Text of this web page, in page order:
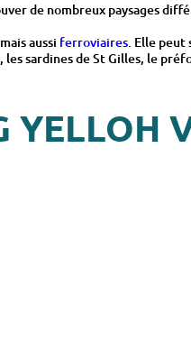
de nombreux paysages
aussi ferroviaires. Elle peut
les sardines de St Gilles, le
YELLOH